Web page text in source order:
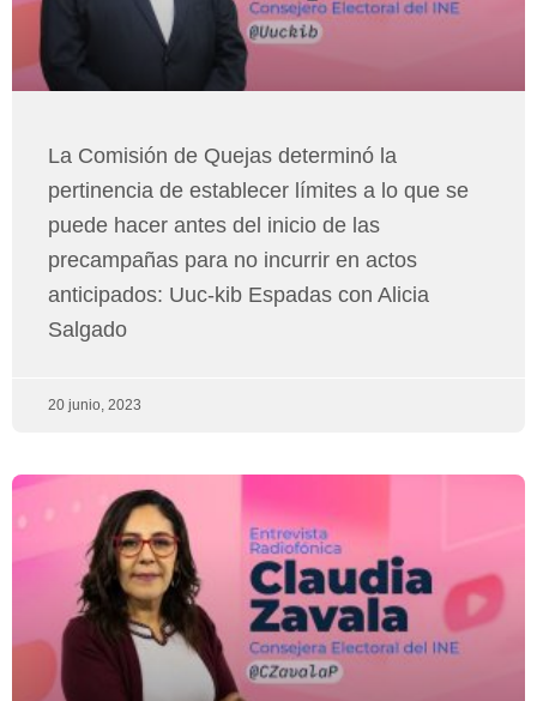
La Comisión de Quejas determinó la
pertinencia de establecer límites a lo que se
puede hacer antes del inicio de las
precampañas para no incurrir en actos
anticipados: Uuc-kib Espadas con Alicia
Salgado
20 junio, 2023